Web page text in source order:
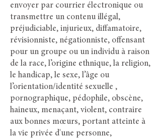
envoyer par courrier électronique ou
transmettre un contenu illégal,
préjudiciable, injurieux, diffamatoire,
révisionniste, négationniste, offensant
pour un groupe ou un individu à raison
de la race, l’origine ethnique, la religion,
le handicap, le sexe, l’âge ou
l’orientation/identité sexuelle ,
pornographique, pédophile, obscène,
haineux, menaçant, violent, contraire
aux bonnes mœurs, portant atteinte à
la vie privée d'une personne,